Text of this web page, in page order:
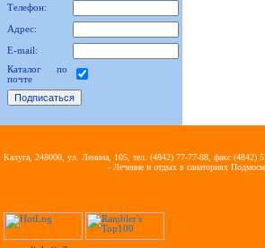
Телефон:
Адрес:
E-mail:
Каталог по
почте
Калуга, 248000, ул. Ленина, 105, тел. (4842) 77-77-88, факс (4842)
- Лечение и отдых в санаториях